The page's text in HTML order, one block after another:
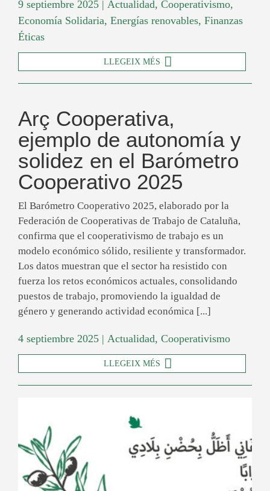
9 septiembre 2025 | Actualidad, Cooperativismo,
Economía Solidaria, Energías renovables, Finanzas
Éticas
LLEGEIX MÉS
Arç Cooperativa,
ejemplo de autonomía y
solidez en el Barómetro
Cooperativo 2025
El Barómetro Cooperativo 2025, elaborado por la
Federación de Cooperativas de Trabajo de Cataluña,
confirma que el cooperativismo de trabajo es un
modelo económico sólido, resiliente y transformador.
Los datos muestran que el sector ha resistido con
fuerza los retos económicos actuales, consolidando
puestos de trabajo, promoviendo la igualdad de
género y generando actividad económica [...]
4 septiembre 2025 | Actualidad, Cooperativismo
LLEGEIX MÉS